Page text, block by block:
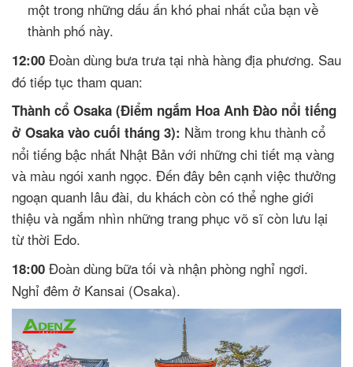
một trong những dấu ấn khó phai nhất của bạn về
thành phố này.
12:00 Đoàn dùng bưa trưa tại nhà hàng địa phương. Sau
đó tiếp tục tham quan:
Thành cổ Osaka (Điểm ngắm Hoa Anh Đào nổi tiếng
ở Osaka vào cuối tháng 3): Nằm trong khu thành cổ
nổi tiếng bậc nhất Nhật Bản với những chi tiết mạ vàng
và màu ngói xanh ngọc. Đến đây bên cạnh việc thưởng
ngoạn quanh lâu đài, du khách còn có thể nghe giới
thiệu và ngắm nhìn những trang phục võ sĩ còn lưu lại
từ thời Edo.
18:00 Đoàn dùng bữa tối và nhận phòng nghỉ ngơi.
Nghỉ đêm ở Kansai (Osaka).